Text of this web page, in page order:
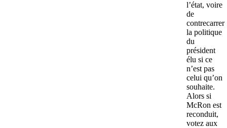
l’état, voire
de
contrecarrer
la politique
du
président
élu si ce
n’est pas
celui qu’on
souhaite.
Alors si
McRon est
reconduit,
votez aux